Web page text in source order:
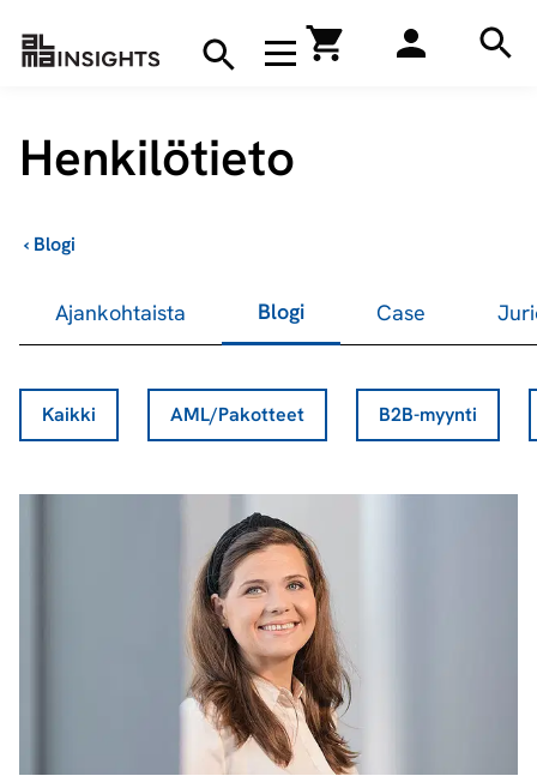
Avaa navigaatio
Hae
Henkilötieto
Blogi
›
Ajankohtaista Blogi Case
Kaikki AML/Pakotteet B2B-myynti